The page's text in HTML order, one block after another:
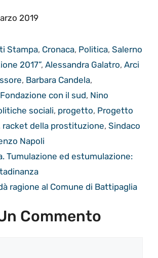
2019
Stampa, Cronaca, Politica,Salerno
2017”,Alessandra Galatro,Arci
, Barbara Candela,
Fondazione con il sud, Nino
sociali, progetto, Progetto
racket della prostituzione, Sindaco
Napoli
Tumulazione ed estumulazione:
ragione al Comune di Battipaglia
Commento